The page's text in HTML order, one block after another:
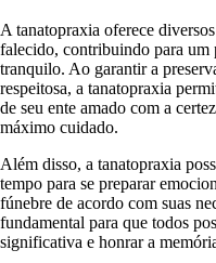
A tanatopraxia oferece
falecido, contribuindo para um
tranquilo. Ao garantir a
respeitosa, a tanatopraxia
de seu ente amado com a
máximo cuidado.
Além disso, a tanatopraxia
tempo para se preparar
fúnebre de acordo com suas
fundamental para que todos
significativa e honrar a